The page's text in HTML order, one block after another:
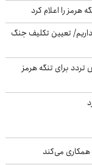
را اعلام کرد
داریم/ تعیین تکلیف جنگ
برای تنگه هرمز
همکاری می‌کند